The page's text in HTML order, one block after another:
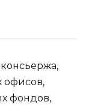
консьержа,
офисов,
фондов,